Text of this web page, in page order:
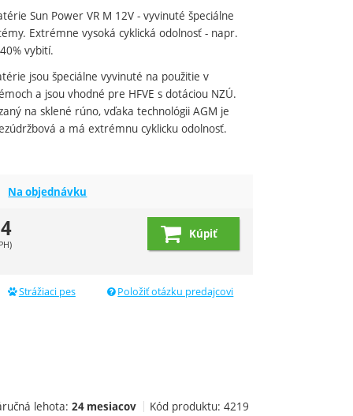
Sun Power VR M 12V - vyvinuté špeciálne
Extrémne vysoká cyklická odolnosť - napr.
vybití.
jsou špeciálne vyvinuté na použitie v
a jsou vhodné pre HFVE s dotáciou NZÚ.
na sklené rúno, vďaka technológii AGM je
a má extrémnu cyklicku odolnosť.
Na objednávku
Kúpiť
Strážiaci pes Položiť otázku predajcovi
lehota: 24 mesiacov Kód produktu: 4219